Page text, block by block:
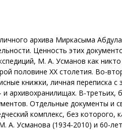
архива Миркасыма
Ценность этих
М. А. Усманов как
половине ХХ столетия. Во-
книжки, личная переписка
и архиво­хранилищах. В-
Отдельные документы и
комплекс, без
А. Усманова (1934-2010) и 60-